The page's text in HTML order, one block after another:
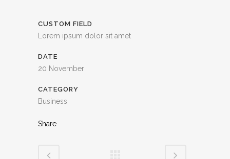
CUSTOM FIELD
Lorem ipsum dolor sit amet
DATE
20 November
CATEGORY
Business
Share